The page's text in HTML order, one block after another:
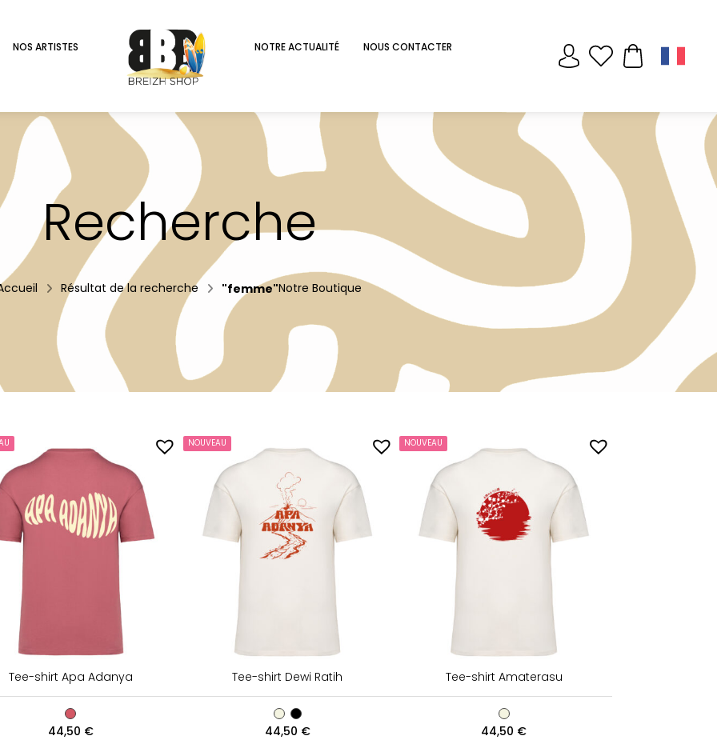
NOS ARTISTES NOTRE ACTUALITÉ NOUS CONTACTER
Recherche
Résultat de la recherche "femme"Notre Boutique
Tee-shirt Apa Adanya
44,50 €
NOUVEAU
Tee-shirt Dewi Ratih
44,50 €
NOUVEAU
Tee-shirt Amaterasu
44,50 €